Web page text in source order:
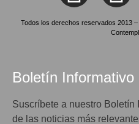
Todos los derechos reservados 2013
Boletín Informativo
Suscríbete a nuestro Boletín
de las noticias más